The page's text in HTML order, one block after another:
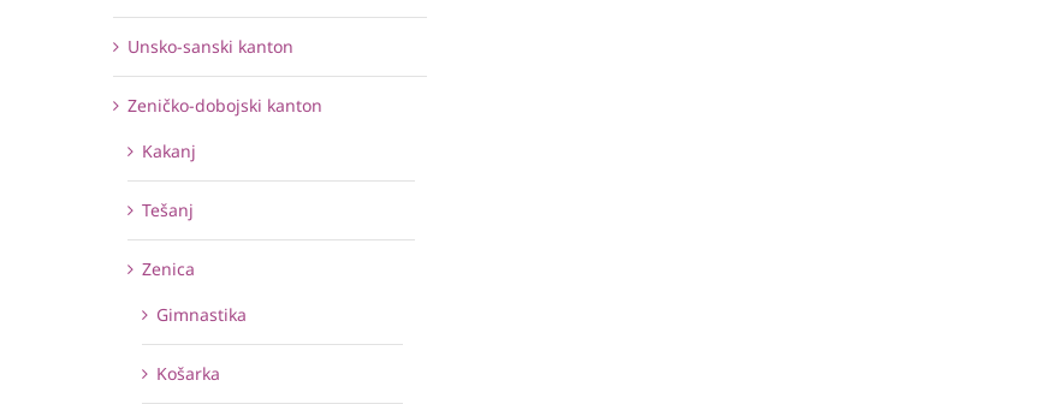
Unsko-sanski kanton
Zeničko-dobojski kanton
Kakanj
Tešanj
Zenica
Gimnastika
Košarka